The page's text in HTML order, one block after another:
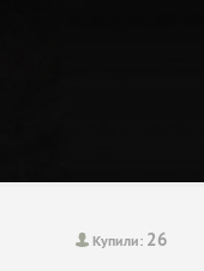
Купили: 26